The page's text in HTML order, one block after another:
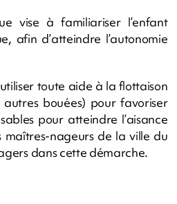
vise à familiariser l’enfant
afin d’atteindre l’autonomie
toute aide à la flottaison
bouées) pour favoriser
pour atteindre l’aisance
maîtres-nageurs de la ville du
dans cette démarche.